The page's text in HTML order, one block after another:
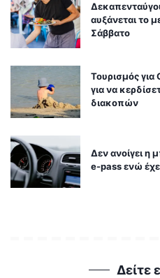
αυξάνεται το
Σάββατο
Τουρισμός για
για να
διακοπών
Δεν ανοίγει η
e-pass ενώ
Δείτε